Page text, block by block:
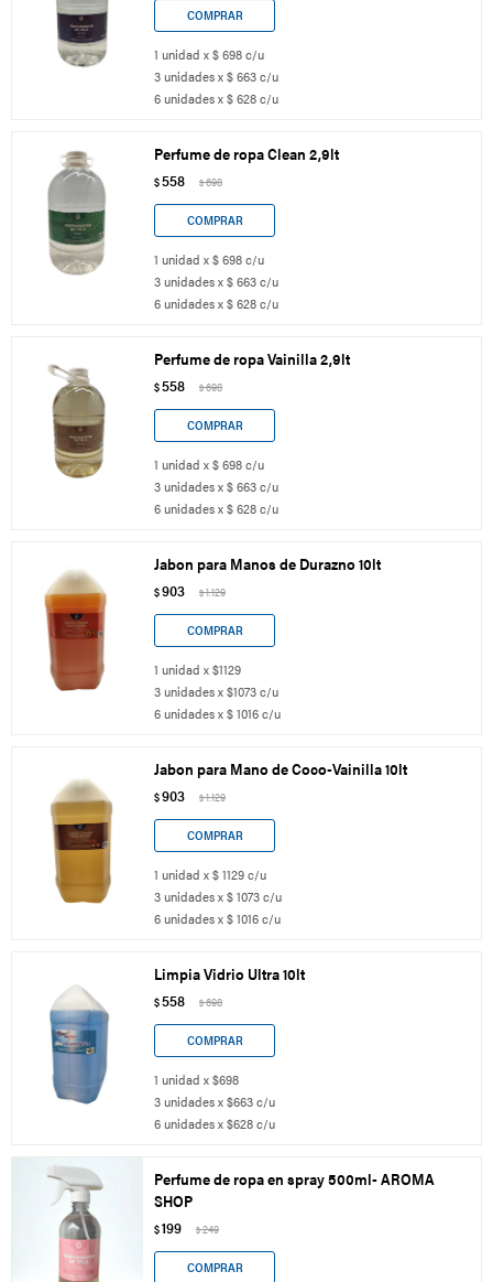
1 unidad x $ 698 c/u
3 unidades x $ 663 c/u
6 unidades x $ 628 c/u
Perfume de ropa Clean 2,9lt
$558 $698
1 unidad x $ 698 c/u
3 unidades x $ 663 c/u
6 unidades x $ 628 c/u
Perfume de ropa Vainilla 2,9lt
$558 $698
1 unidad x $ 698 c/u
3 unidades x $ 663 c/u
6 unidades x $ 628 c/u
Jabon para Manos de Durazno 10lt
$903 $1.129
1 unidad x $1129
3 unidades x $1073 c/u
6 unidades x $ 1016 c/u
Jabon para Mano de Coco-Vainilla 10lt
$903 $1.129
1 unidad x $ 1129 c/u
3 unidades x $ 1073 c/u
6 unidades x $ 1016 c/u
Limpia Vidrio Ultra 10lt
$558 $698
1 unidad x $698
3 unidades x $663 c/u
6 unidades x $628 c/u
Perfume de ropa en spray 500ml- AROMA
SHOP
$199 $249